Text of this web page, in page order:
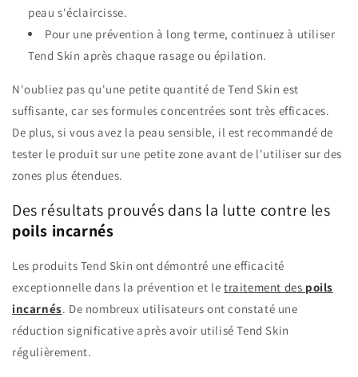
peau s'éclaircisse.
Pour une prévention à long terme, continuez à utiliser
Tend Skin après chaque rasage ou épilation.
N'oubliez pas qu'une petite quantité de Tend Skin est
suffisante, car ses formules concentrées sont très efficaces.
De plus, si vous avez la peau sensible, il est recommandé de
tester le produit sur une petite zone avant de l'utiliser sur des
zones plus étendues.
Des résultats prouvés dans la lutte contre les
poils incarnés
Les produits Tend Skin ont démontré une efficacité
exceptionnelle dans la prévention et letraitement des poils
incarnés. De nombreux utilisateurs ont constaté une
réduction significative après avoir utilisé Tend Skin
régulièrement.